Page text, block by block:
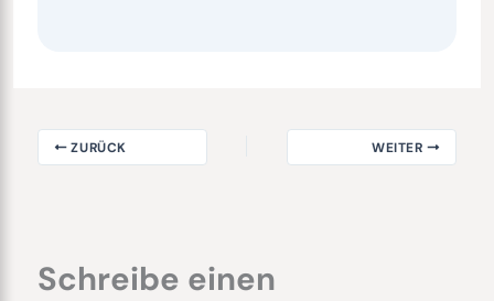
ZURÜCK WEITER
Schreibe einen